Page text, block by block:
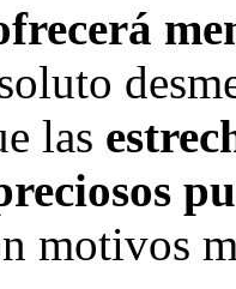
las
motivos